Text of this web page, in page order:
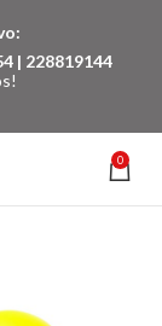
| 228819144
0